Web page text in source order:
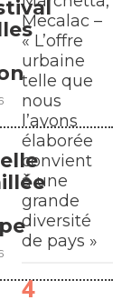
Mecalac –
« L’offre
urbaine
telle que
nous
l’avons
élaborée
convient
à une
grande
diversité
de pays »